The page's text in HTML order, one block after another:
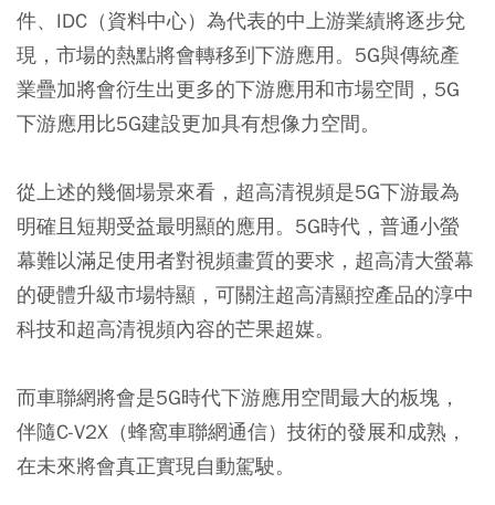
件、IDC（資料中心）為代表的中上游業績將逐步兌
現，市場的熱點將會轉移到下游應用。5G與傳統產
業疊加將會衍生出更多的下游應用和市場空間，5G
下游應用比5G建設更加具有想像力空間。
從上述的幾個場景來看，超高清視頻是5G下游最為
明確且短期受益最明顯的應用。5G時代，普通小螢
幕難以滿足使用者對視頻畫質的要求，超高清大螢幕
的硬體升級市場特顯，可關注超高清顯控產品的淳中
科技和超高清視頻內容的芒果超媒。
而車聯網將會是5G時代下游應用空間最大的板塊，
伴隨C-V2X（蜂窩車聯網通信）技術的發展和成熟，
在未來將會真正實現自動駕駛。